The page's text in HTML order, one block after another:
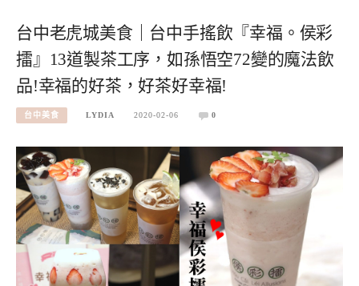
台中老虎城美食｜台中手搖飲『幸福。侯彩
擂』13道製茶工序，如孫悟空72變的魔法飲
品!幸福的好茶，好茶好幸福!
台中美食 LYDIA 2020-02-06 0